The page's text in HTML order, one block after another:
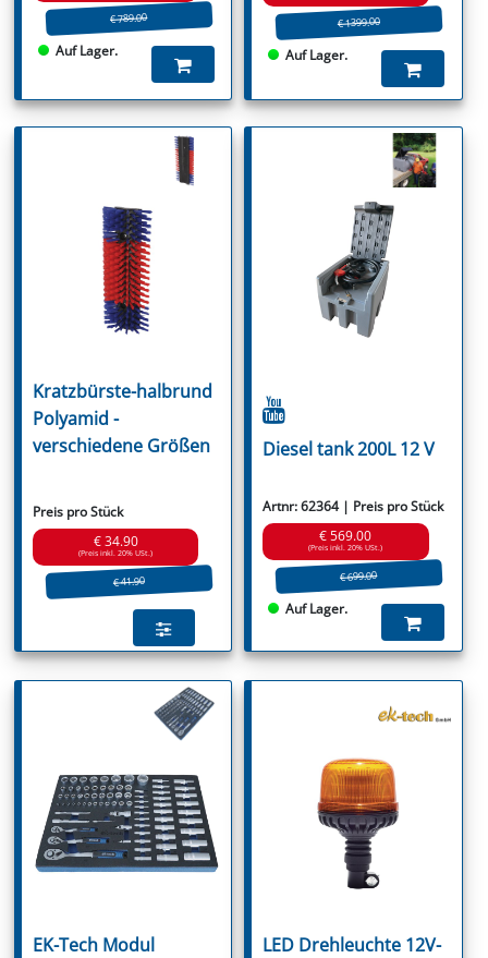
€ 789.00
Auf Lager.
€ 1399.00
Auf Lager.
Kratzbürste-halbrund
Polyamid -
verschiedene Größen
Preis pro Stück
€ 34.90
(Preis inkl. 20% USt.)
€ 41.90
Diesel tank 200L 12 V
Artnr: 62364 | Preis pro Stück
€ 569.00
(Preis inkl. 20% USt.)
€ 699.00
Auf Lager.
EK-Tech Modul
LED Drehleuchte 12V-